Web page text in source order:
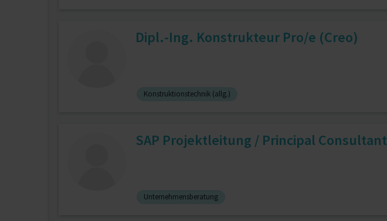
Dipl.-Ing. Konstrukteur Pro/e (Creo)
Konstruktionstechnik (allg.)
SAP Projektleitung / Principal Consultant
Unternehmensberatung